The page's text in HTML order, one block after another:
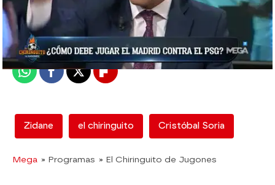
mega
Madrid
Publicado:12 de febrero de 2018, 01:59
WhatsappFacebook
X Flipboard
Zidane el chiringuito Cristóbal Soria
Mega » Programas » El Chiringuito de Jugones